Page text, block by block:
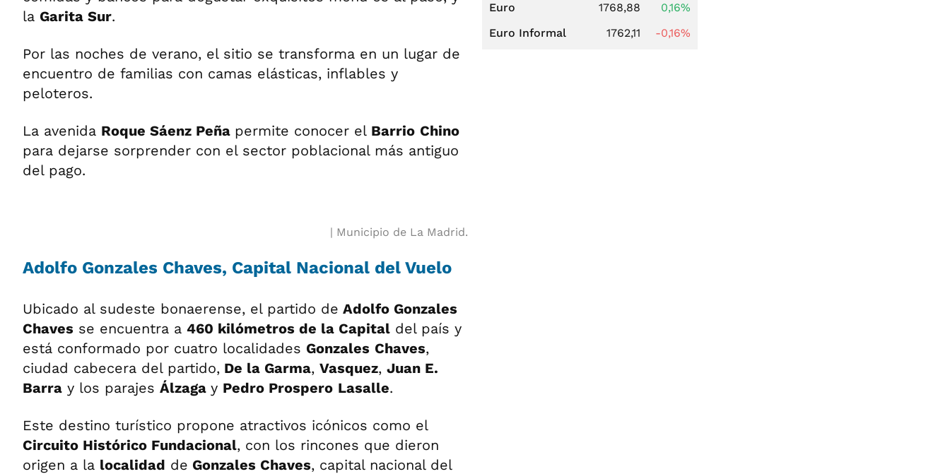
la Garita Sur.
Por las noches de verano, el sitio se transforma en un lugar de
encuentro de familias con camas elásticas, inflables y
peloteros.
La avenida Roque Sáenz Peña permite conocer el Barrio Chino
para dejarse sorprender con el sector poblacional más antiguo
del pago.
Municipio de La Madrid.
Adolfo Gonzales Chaves, Capital Nacional del Vuelo
Ubicado al sudeste bonaerense, el partido de Adolfo Gonzales
Chaves se encuentra a 460 kilómetros de la Capital del país y
está conformado por cuatro localidades Gonzales Chaves,
ciudad cabecera del partido, De la Garma, Vasquez, Juan E.
Barra y los parajes Álzaga y Pedro Prospero Lasalle.
Este destino turístico propone atractivos icónicos como el
Circuito Histórico Fundacional, con los rincones que dieron
origen a la localidad de Gonzales Chaves, capital nacional del
Euro
1768,88
0,16%
Euro Informal
1762,11 -0,16%